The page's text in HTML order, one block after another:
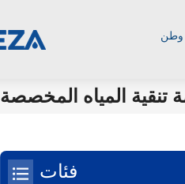
وطن
تنقية المياه المخصصة
فئات